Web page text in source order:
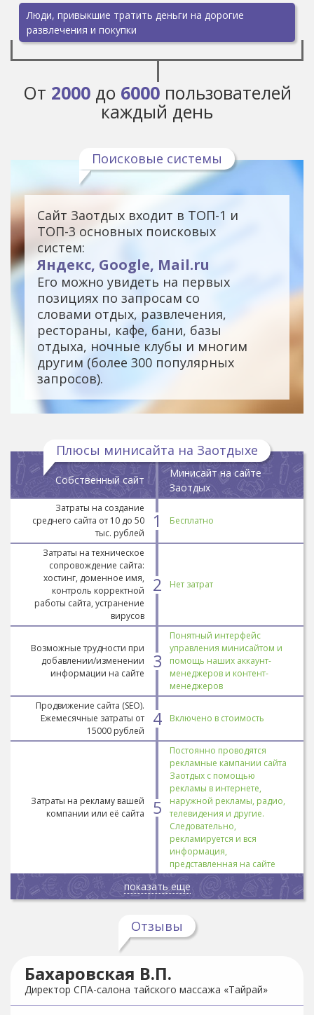
Люди, привыкшие тратить деньги на дорогие
развлечения и покупки
От 2000до 6000пользователей
каждый день
Поисковые системы
Сайт Заотдых входит в ТОП-1 и
ТОП-3 основных поисковых
систем:
Яндекс, Google, Mail.ru
Его можно увидеть на первых
позициях по запросам со
словами отдых, развлечения,
рестораны, кафе, бани, базы
отдыха, ночные клубы и многим
другим (более 300 популярных
запросов).
Плюсы минисайта на Заотдыхе
Собственный сайт
Минисайт на сайте
Заотдых
1
Затраты на создание
среднего сайта от 10 до 50
тыс. рублей
Бесплатно
2
Затраты на техническое
сопровождение сайта:
хостинг, доменное имя,
контроль корректной
работы сайта, устранение
вирусов
Нет затрат
3
Возможные трудности при
добавлении/изменении
информации на сайте
Понятный интерфейс
управления минисайтом и
помощь наших аккаунт-
менеджеров и контент-
менеджеров
4
Продвижение сайта (SEO).
Ежемесячные затраты от
15000 рублей
Включено в стоимость
5
Затраты на рекламу вашей
компании или её сайта
Постоянно проводятся
рекламные кампании сайта
Заотдых с помощью
рекламы в интернете,
наружной рекламы, радио,
телевидения и другие.
Следовательно,
рекламируется и вся
информация,
представленная на сайте
показать еще
Отзывы
Назарова Виктория
Владимировна
Начальник отдела продаж ООО «База отдыха